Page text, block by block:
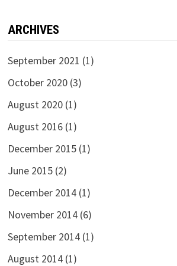
ARCHIVES
September 2021 (1)
October 2020(3)
August 2020(1)
August 2016(1)
December 2015(1)
June 2015(2)
December 2014(1)
November 2014(6)
September 2014(1)
August 2014(1)